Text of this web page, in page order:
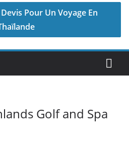
Pour Un Voyage En
Golf and Spa